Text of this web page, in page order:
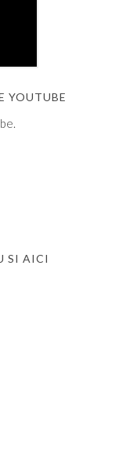
YOUTUBE
SI AICI